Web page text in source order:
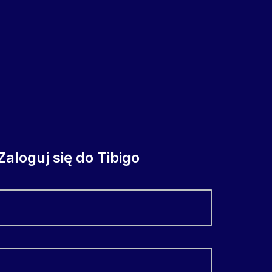
się do Tibigo